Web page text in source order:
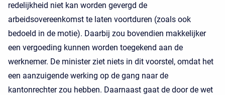
redelijkheid niet kan worden gevergd de
arbeidsovereenkomst te laten voortduren (zoals ook
bedoeld in de motie). Daarbij zou bovendien makkelijker
een vergoeding kunnen worden toegekend aan de
werknemer. De minister ziet niets in dit voorstel, omdat het
een aanzuigende werking op de gang naar de
kantonrechter zou hebben. Daarnaast gaat de door de wet